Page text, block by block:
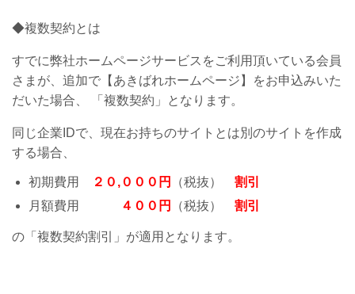
◆複数契約とは
すでに弊社ホームページサービスをご利用頂いている会員
さまが、追加で【あきばれホームページ】をお申込みいた
だいた場合、 「複数契約」となります。
同じ企業IDで、現在お持ちのサイトとは別のサイトを作成
する場合、
初期費用 ２０,０００円 （税抜） 割引
月額費用
４００円 （税抜） 割引
の「複数契約割引」が適用となります。